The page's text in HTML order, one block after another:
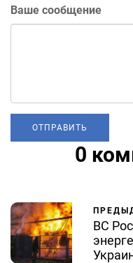
Ваше сообщение
0
ВС